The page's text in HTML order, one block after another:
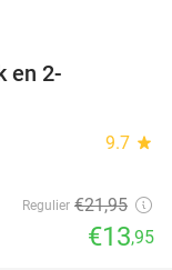
en 2-
9.7 star
Regulier €21,95
€13,95